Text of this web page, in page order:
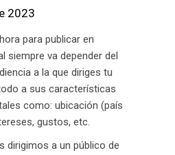
2023
para publicar en
siempre va depender del
a la que diriges tu
a sus características
como: ubicación (país
gustos, etc.
dirigimos a un público de